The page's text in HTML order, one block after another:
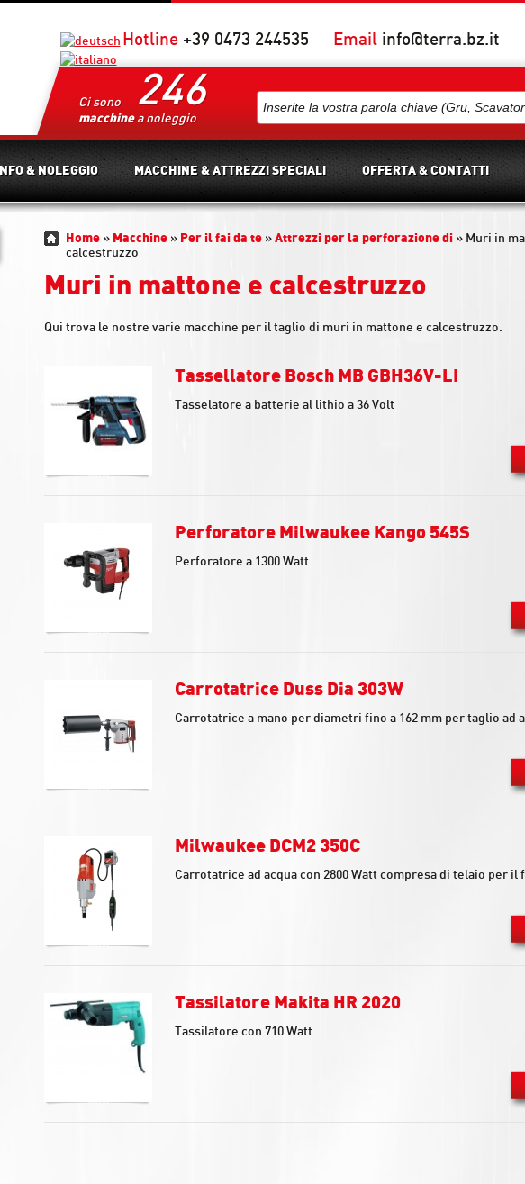
Ci sono
macchinea noleggio
246
Hotline+39 0473 244535 Email info@terra.bz.it
INFO & NOLEGGIO MACCHINE & ATTREZZI SPECIALI OFFERTA & CONTATTI
Home» Macchine» Per il fai da te» Attrezzi per la perforazione di» Muri in
calcestruzzo
Muri in mattone e calcestruzzo
Qui trova le nostre varie macchine per il taglio di muri in mattone e calcestruzzo.
Tassellatore Bosch MB GBH36V-LI
Tasselatore a batterie al lithio a 36 Volt
Perforatore Milwaukee Kango 545S
Perforatore a 1300 Watt
Carrotatrice Duss Dia 303W
Carrotatrice a mano per diametri fino a 162 mm per taglio ad
Milwaukee DCM2 350C
Carrotatrice ad acqua con 2800 Watt compresa di telaio per il
Tassilatore Makita HR 2020
Tassilatore con 710 Watt